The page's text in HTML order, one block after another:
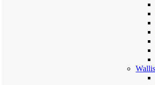
Wallis